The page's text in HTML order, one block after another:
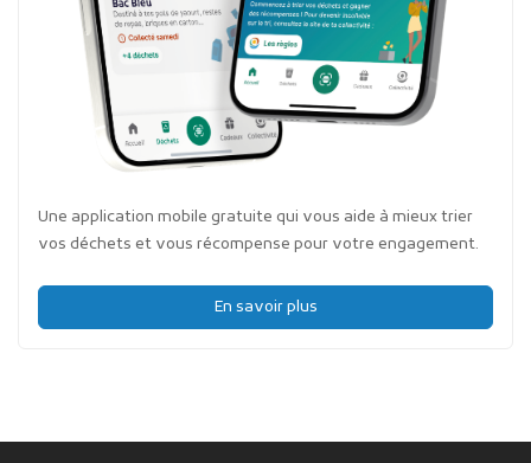
Une application mobile gratuite qui vous aide à mieux trier
vos déchets et vous récompense pour votre engagement.
En savoir plus